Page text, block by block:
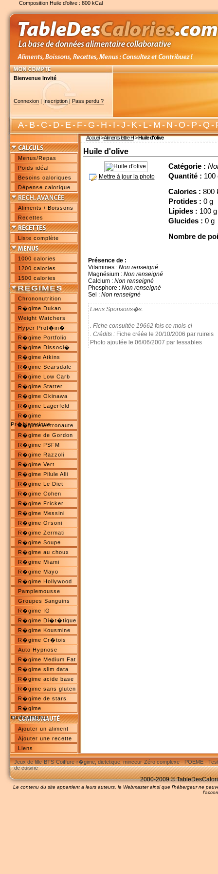
Composition Huile d'olive : 800 kCal
Bienvenue Invité
Connexion| Inscription| Pass perdu ?
A-B-C-D-E-F-G-H-I-J-K-L-M-N-O-P-Q-
Accueil>Aliments lettre H>Huile d'olive
Menus/Repas
Poids idéal
Besoins caloriques
Dépense calorique
Aliments / Boissons
Recettes
Liste complète
1000 calories
1200 calories
1500 calories
Chrononutrition
R�gime Dukan
Weight Watchers
Hyper Prot�in�
R�gime Portfolio
R�gime Dissoci�
R�gime Atkins
R�gime Scarsdale
R�gime Low Carb
R�gime Starter
R�gime Okinawa
R�gime Lagerfeld
R�gime
Pr�historique
R�gime Astronaute
R�gime de Gordon
R�gime PSFM
R�gime Razzoli
R�gime Vert
R�gime Pilule Alli
R�gime Le Diet
R�gime Cohen
R�gime Fricker
R�gime Messini
R�gime Orsoni
R�gime Zermati
R�gime Soupe
R�gime au choux
R�gime Miami
R�gime Mayo
R�gime Hollywood
Pamplemousse
Groupes Sanguins
R�gime IG
R�gime Di�t�tique
R�gime Kousmine
R�gime Cr�tois
Auto Hypnose
R�gime Medium Fat
R�gime slim data
R�gime acide base
R�gime sans gluten
R�gime de stars
R�gime
medicaments
Ajouter un aliment
Ajouter une recette
Liens
Huile d'olive
Mettre à jour la photo
Catégorie :
Quantité : 100
Calories : 800
Protides : 0 g
Lipides : 100 g
Glucides : 0 g
Nombre de
Présence de :
Vitamines : Non renseigné
Magnésium : Non renseigné
Calcium : Non renseigné
Phosphore : Non renseigné
Sel : Non renseigné
Liens Sponsoris�s:
. Fiche consultée 19662 fois ce mois-ci
. Crédits :Fiche créée le 20/10/2006 par ruireis
Photo ajoutée le 06/06/2007 par lessables
Jeux de fille-BTS-Coiffure-r�gime, dietetique, minceur-Zéro complexe-POEME-
de cuisine
2000-2009 ©
Le contenu du site appartient a leurs auteurs, le Webmaster ainsi que l'hébergeur ne